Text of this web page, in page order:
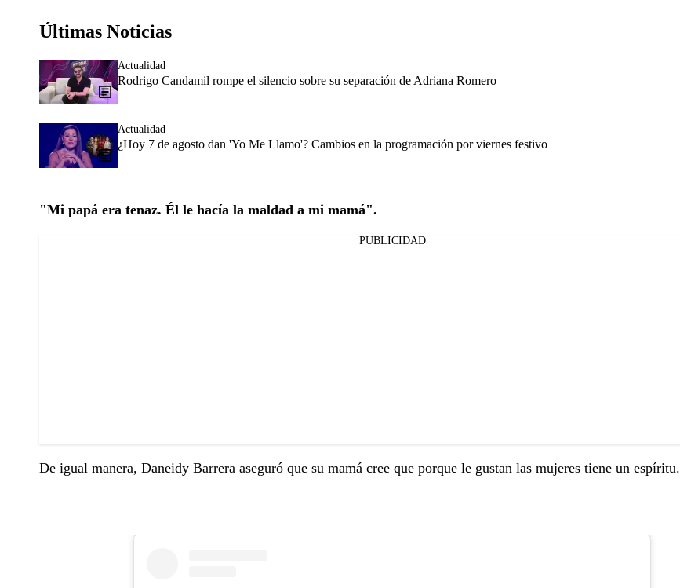
Últimas Noticias
Actualidad
Rodrigo Candamil rompe el silencio sobre su separación de Adriana Romero
Actualidad
¿Hoy 7 de agosto dan 'Yo Me Llamo'? Cambios en la programación por viernes festivo
"Mi papá era tenaz. Él le hacía la maldad a mi mamá".
PUBLICIDAD
De igual manera, Daneidy Barrera aseguró que su mamá cree que porque le gustan las mujeres tiene un espíritu.